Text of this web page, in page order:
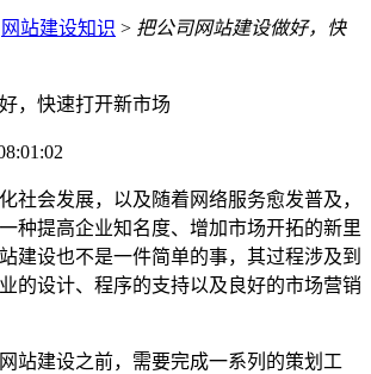
网站建设知识 > 把公司网站建设做好，快
，快速打开新市场
社会发展，以及随着网络服务愈发普及，
种提高企业知名度、增加市场开拓的新里
建设也不是一件简单的事，其过程涉及到
的设计、程序的支持以及良好的市场营销
站建设之前，需要完成一系列的策划工